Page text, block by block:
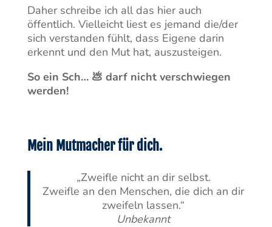
Daher schreibe ich all das hier auch
öffentlich. Vielleicht liest es jemand die/der
sich verstanden fühlt, dass Eigene darin
erkennt und den Mut hat, auszusteigen.
So ein Sch… 💩 darf nicht verschwiegen
werden!
Mein Mutmacher für dich.
„Zweifle nicht an dir selbst.
Zweifle an den Menschen, die dich an dir
zweifeln lassen.“
Unbekannt